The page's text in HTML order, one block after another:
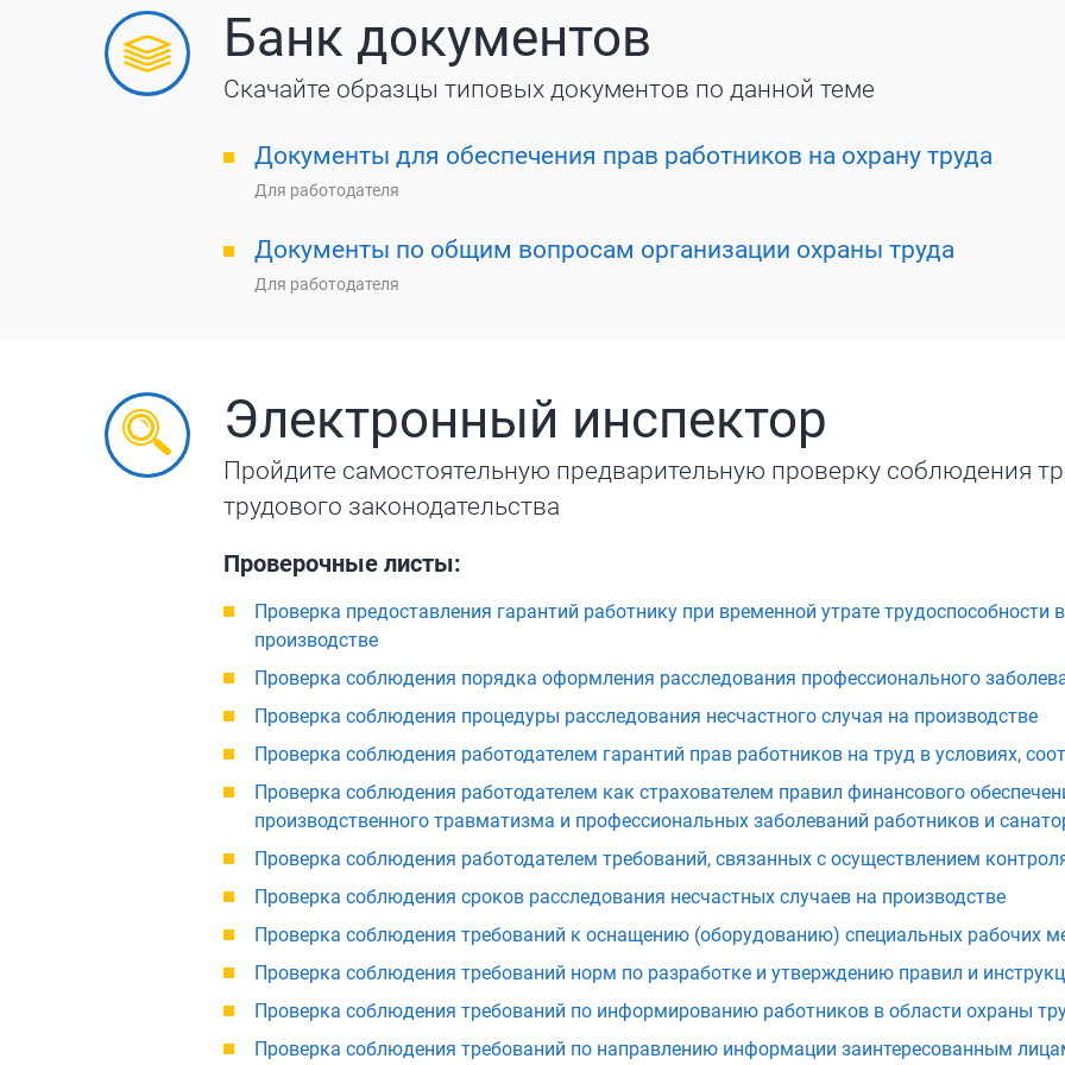
Банк документов
Скачайте образцы типовых документов по данной теме
Документы для обеспечения прав работников на охрану труда
Для работодателя
Документы по общим вопросам организации охраны труда
Для работодателя
Электронный инспектор
Пройдите самостоятельную предварительную проверку соблюдения
трудового законодательства
Проверочные листы:
Проверка предоставления гарантий работнику при временной утрате трудоспособности
производстве
Проверка соблюдения порядка оформления расследования профессионального
Проверка соблюдения процедуры расследования несчастного случая на производстве
Проверка соблюдения работодателем гарантий прав работников на труд в условиях,
Проверка соблюдения работодателем как страхователем правил финансового
производственного травматизма и профессиональных заболеваний работников и
Проверка соблюдения работодателем требований, связанных с осуществлением
Проверка соблюдения сроков расследования несчастных случаев на производстве
Проверка соблюдения требований к оснащению (оборудованию) специальных рабочих
Проверка соблюдения требований норм по разработке и утверждению правил и
Проверка соблюдения требований по информированию работников в области охраны
Проверка соблюдения требований по направлению информации заинтересованным